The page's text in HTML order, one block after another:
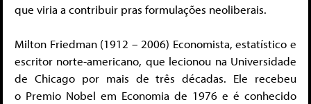
que viria a contribuir pras formulações neoliberais.
Milton Friedman (1912 – 2006) Economista, estatístico e
escritor norte-americano, que lecionou na Universidade
de Chicago por mais de três décadas. Ele recebeu
o Premio Nobel em Economia de 1976 e é conhecido